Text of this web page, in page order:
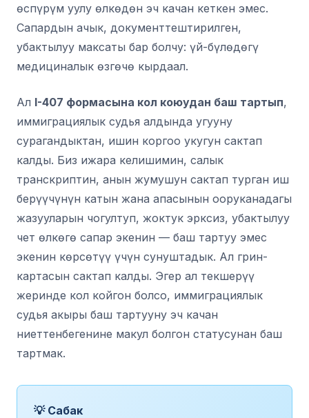
өспүрүм уулу өлкөдөн эч качан кеткен эмес.
Сапардын ачык, документтештирилген,
убактылуу максаты бар болчу: үй-бүлөдөгү
медициналык өзгөчө кырдаал.
Ал I-407 формасына кол коюудан баш тартып,
иммиграциялык судья алдында угууну
сурагандыктан, ишин коргоо укугун сактап
калды. Биз ижара келишимин, салык
транскриптин, анын жумушун сактап турган иш
берүүчүнүн катын жана апасынын ооруканадагы
жазууларын чогултуп, жоктук эрксиз, убактылуу
чет өлкөгө сапар экенин — баш тартуу эмес
экенин көрсөтүү үчүн сунуштадык. Ал грин-
картасын сактап калды. Эгер ал текшерүү
жеринде кол койгон болсо, иммиграциялык
судья акыры баш тартууну эч качан
ниеттенбегенине макул болгон статусунан баш
тартмак.
💡 Сабак